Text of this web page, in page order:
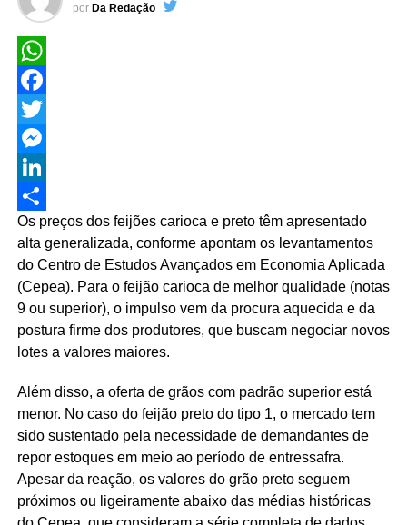
por Da Redação
WhatsApp
Facebook
Twitter
Messenger
LinkedIn
Share
Os preços dos feijões carioca e preto têm apresentado
alta generalizada, conforme apontam os levantamentos
do Centro de Estudos Avançados em Economia Aplicada
(Cepea). Para o feijão carioca de melhor qualidade (notas
9 ou superior), o impulso vem da procura aquecida e da
postura firme dos produtores, que buscam negociar novos
lotes a valores maiores.
Além disso, a oferta de grãos com padrão superior está
menor. No caso do feijão preto do tipo 1, o mercado tem
sido sustentado pela necessidade de demandantes de
repor estoques em meio ao período de entressafra.
Apesar da reação, os valores do grão preto seguem
próximos ou ligeiramente abaixo das médias históricas